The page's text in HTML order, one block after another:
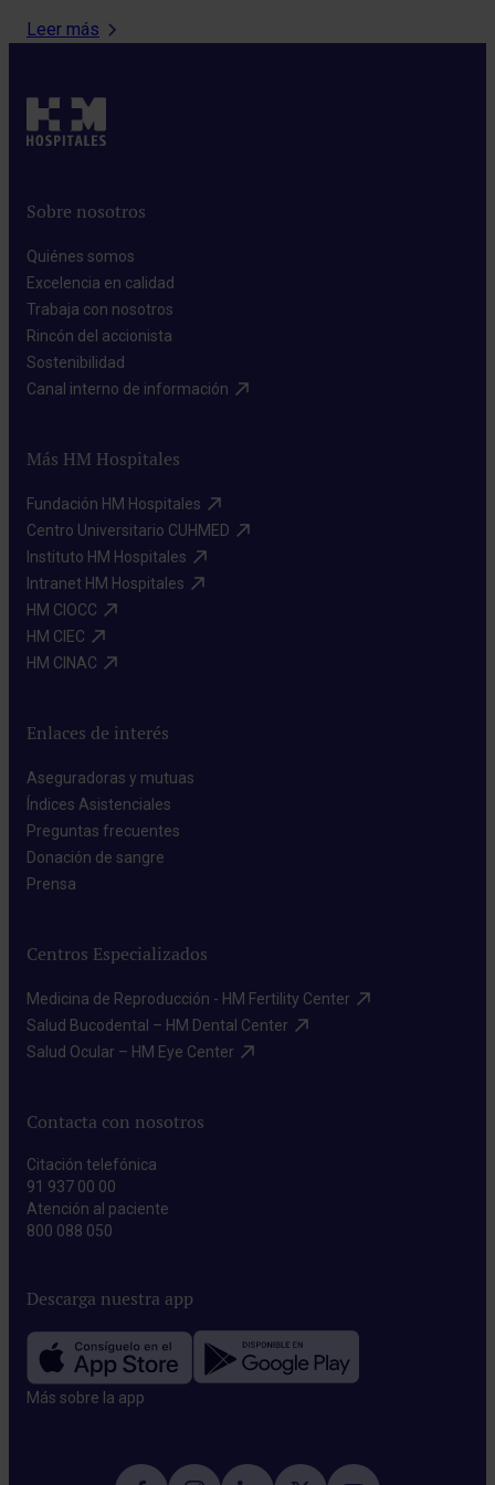
Leer más
Sobre nosotros
Quiénes somos​
Excelencia en calidad​
Trabaja con nosotros​
Rincón del accionista​
Sostenibilidad​
Canal interno de información​
Más HM Hospitales
Fundación HM Hospitales​
Centro Universitario CUHMED​
Instituto HM Hospitales​
Intranet HM Hospitales​
HM CIOCC​
HM CIEC​
HM CINAC​
Enlaces de interés
Aseguradoras y mutuas​
Índices Asistenciales​
Preguntas frecuentes​
Donación de sangre​
Prensa​
Centros Especializados
Medicina de Reproducción - HM Fertility Center​
Salud Bucodental – HM Dental Center​
Salud Ocular – HM Eye Center​
Contacta con nosotros
Citación telefónica
91 937 00 00
Atención al paciente
800 088 050
Descarga nuestra app
Más sobre la app​